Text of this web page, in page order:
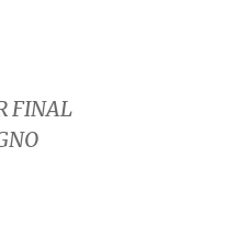
FINAL